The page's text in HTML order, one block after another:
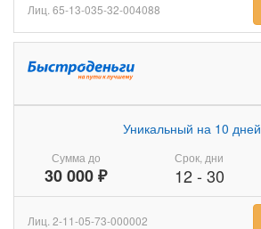
Лиц. 65-13-035-32-004088
Сумма до
30 000 ₽
Уникальный на 10 дней
Срок, дни
12- 30
Лиц. 2-11-05-73-000002